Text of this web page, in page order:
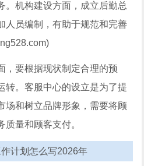
。机构建设方面，成立后勤总
人员编制，有助于规范和完善
，要根据现状制定合理的预
转。客服中心的设立是为了提
场和树立品牌形象，需要将顾
量和顾客支付。
计划怎么写2026年